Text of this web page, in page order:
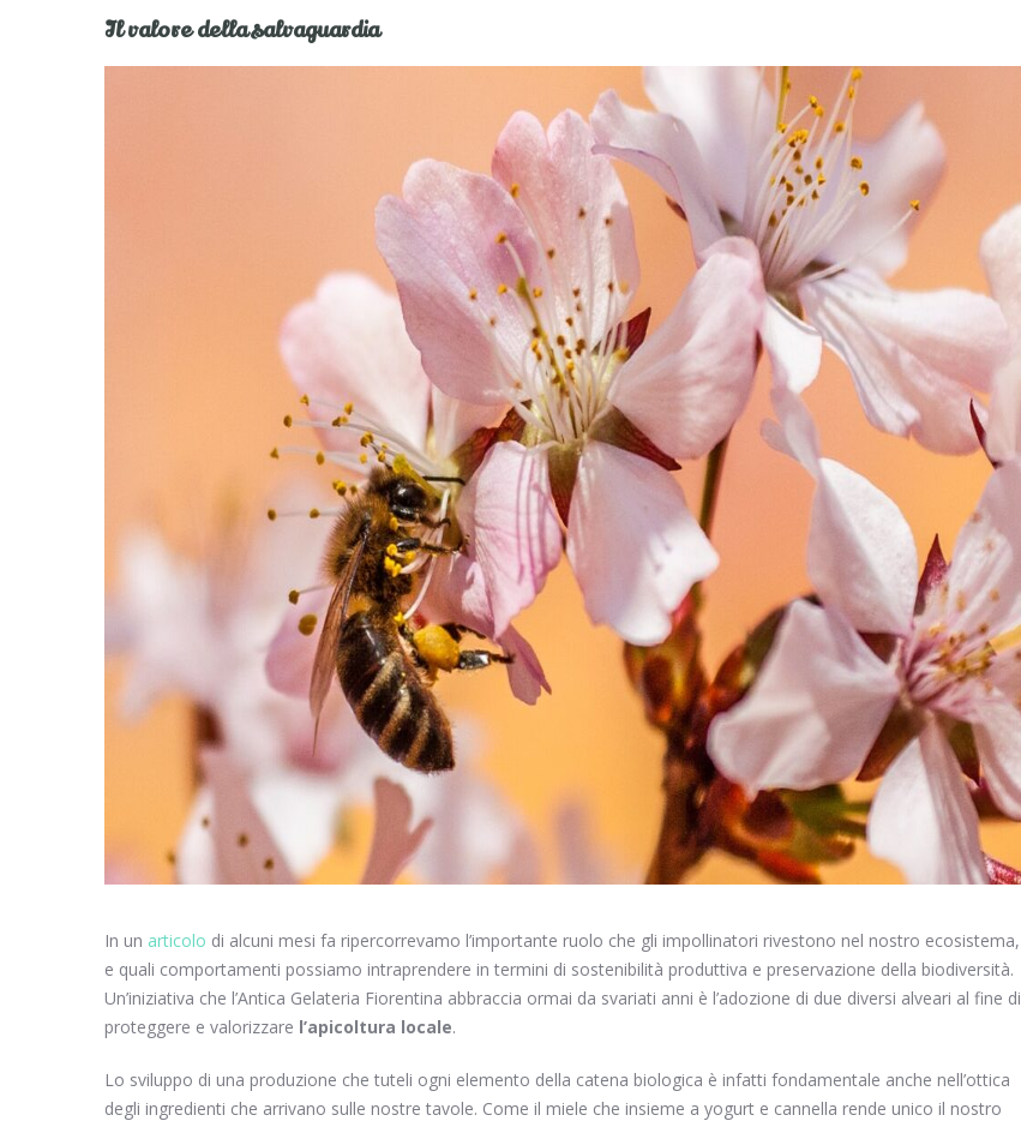
Il valore della salvaguardia
In un articolo di alcuni mesi fa ripercorrevamo l’importante ruolo che gli impollinatori rivestono nel nostro ecosistema,
e quali comportamenti possiamo intraprendere in termini di sostenibilità produttiva e preservazione della biodiversità.
Un’iniziativa che l’Antica Gelateria Fiorentina abbraccia ormai da svariati anni è l’adozione di due diversi alveari al fine di
proteggere e valorizzare l’apicoltura locale.
Lo sviluppo di una produzione che tuteli ogni elemento della catena biologica è infatti fondamentale anche nell’ottica
degli ingredienti che arrivano sulle nostre tavole. Come il miele che insieme a yogurt e cannella rende unico il nostro